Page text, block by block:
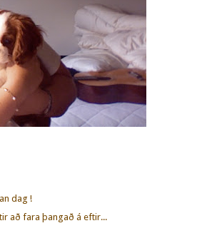
dag !
að fara þangað á eftir...